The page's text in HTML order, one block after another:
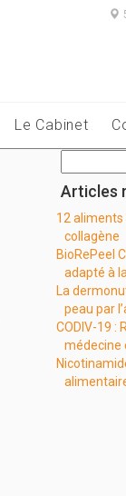
Le Cabinet
Articles
12
collagène
BioRePeel
adapté à
La
peau par
CODIV-19 :
médecine